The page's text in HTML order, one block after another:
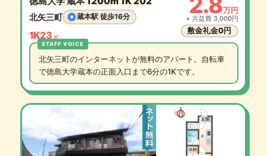
北矢三町 蔵本駅 徒歩16分
1K23 ㎡
万円
+ 共益費 3,000円
敷金礼金0円
北矢三町のインターネットが無料のアパート。自転車
で徳島大学蔵本の正面入口まで6分の1Kです。